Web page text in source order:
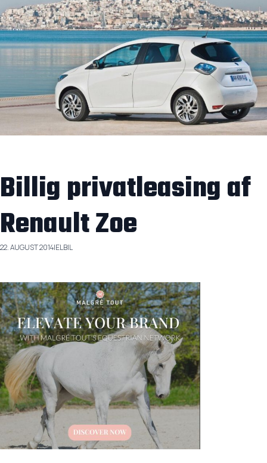
Billig privatleasing af
Renault Zoe
22. AUGUST 2014|ELBIL